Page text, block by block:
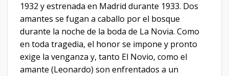
1932 y estrenada en Madrid durante 1933. Dos
amantes se fugan a caballo por el bosque
durante la noche de la boda de La Novia. Como
en toda tragedia, el honor se impone y pronto
exige la venganza y, tanto El Novio, como el
amante (Leonardo) son enfrentados a un